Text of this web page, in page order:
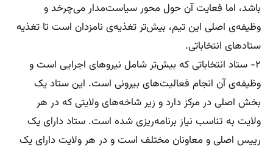
باشد، اما فعایت آن حول محور سیاست‌مدار می‌چرخد و
وظیفه‌ی اصلی این تیم، بیش‌تر تغذیه‌ی نامزدان است تا تغذیه
ستادهای انتخاباتی.
۲- ستاد انتخاباتی که بیش‌تر شامل نیروهای اجرایی است و
وظیفه‌ی آن انجام فعالیت‌های بیرونی است. این ستاد یک
بخش اصلی در مرکز دارد و زیر شاخه‌های ولایتی که در هر
ولایت به تناسب نیاز برنامه‌ریزی شده است. ستاد دارای یک
رییس اصلی و معاونان مختلف است و در هر ولایت دارای یک